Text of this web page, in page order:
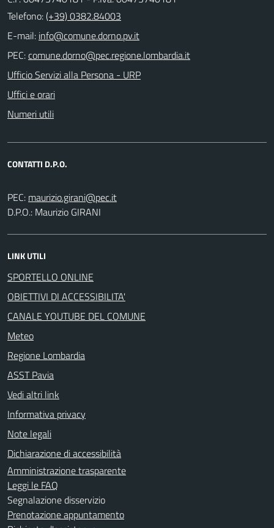
Telefono:(+39) 0382.84003
E-mail:
PEC:
Ufficio Servizi alla Persona - URP
Uffici e orari
Numeri utili
CONTATTI D.P.O.
PEC:
D.P.O.: Maurizio GIRANI
LINK UTILI
SPORTELLO ONLINE
OBIETTIVI DI ACCESSIBILITA'
CANALE YOUTUBE DEL COMUNE
Meteo
Regione Lombardia
ASST Pavia
Vedi altri link
Informativa privacy
Note legali
Dichiarazione di accessibilità
Amministrazione trasparente
Leggi le FAQ
Segnalazione disservizio
Prenotazione appuntamento